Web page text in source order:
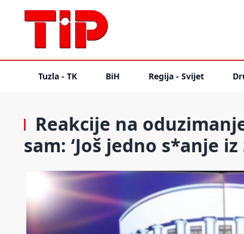
Tuzla - TK BiH Regija - Svijet
Reakcije na
sam: ‘Još jedno s*anje